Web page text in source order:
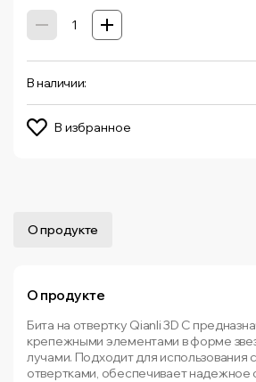
В наличии:
В избранное
О продукте
О продукте
Бита на отвертку Qianli 3D C
крепежными элементами в форме
лучами. Подходит для использования
отвертками, обеспечивает надежное